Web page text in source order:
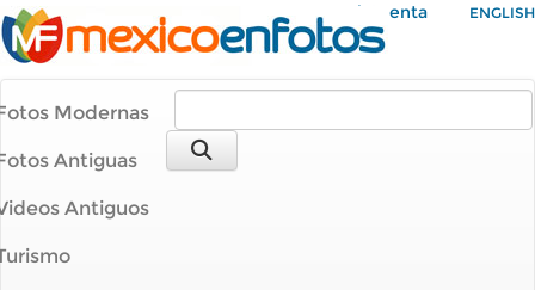
Mi Cuenta ENGLISH
Modernas
Antiguas
Antiguos